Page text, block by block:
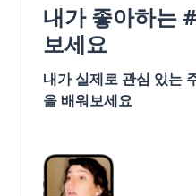
내가 좋아하는
보세요
내가 실제로 관심 있는
을 배워보세요